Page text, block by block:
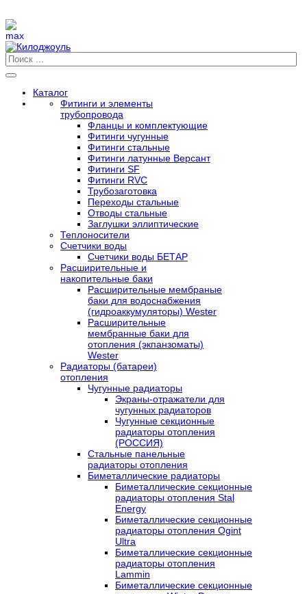
Каталог
Фитинги и элементы
трубопровода
Фланцы и комплектующие
Фитинги чугунные
Фитинги стальные
Фитинги латунные Версант
Фитинги SF
Фитинги RVC
Трубозаготовка
Переходы стальные
Отводы стальные
Заглушки эллиптические
Теплоносители
Счетчики воды
Счетчики воды БЕТАР
Расширительные и
накопительные баки
Расширительные мембраные
баки для водоснабжения
(гидроаккумуляторы) Wester
Расширительные
мембранные баки для
отопления (экпанзоматы)
Wester
Радиаторы (батареи)
отопления
Чугунные радиаторы
Экраны-отражатели для
чугунных радиаторов
Чугунные секционные
радиаторы отопления
(РОССИЯ)
Стальные панельные
радиаторы отопления
Биметаллические радиаторы
Биметаллические секционные
радиаторы отопления Stal
Energy
Биметаллические секционные
радиаторы отопления Ogint
Ultra
Биметаллические секционные
радиаторы отопления
Lammin
Биметаллические секционные